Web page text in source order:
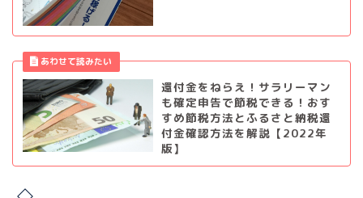
還付金をねらえ！サラリーマン
も確定申告で節税できる！おす
すめ節税方法とふるさと納税還
付金確認方法を解説【2022年
版】